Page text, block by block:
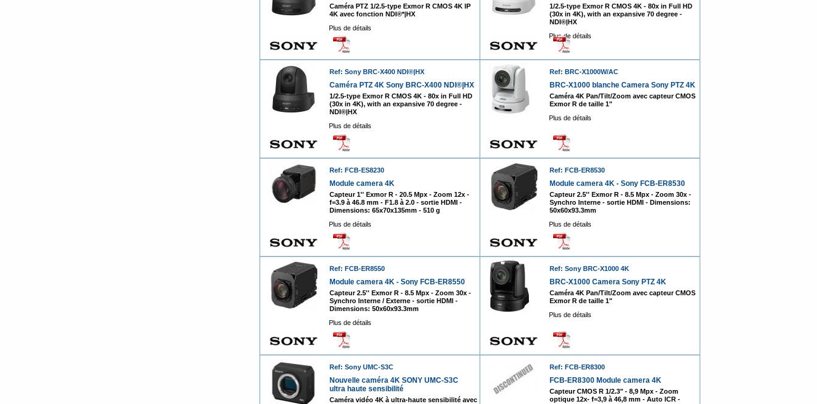
Caméra PTZ 1/2.5-type Exmor R CMOS 4K IP
4K avec fonction NDI®*|HX
Plus de détails
1/2.5-type Exmor R CMOS 4K - 80x in Full HD
(30x in 4K), with an expansive 70 degree -
NDI®|HX
Plus de détails
Ref: Sony BRC-X400 NDI®|HX
Caméra PTZ 4K Sony BRC-X400 NDI®|HX
1/2.5-type Exmor R CMOS 4K - 80x in Full HD
(30x in 4K), with an expansive 70 degree -
NDI®|HX
Plus de détails
Ref: BRC-X1000W/AC
BRC-X1000 blanche Camera Sony PTZ 4K
Caméra 4K Pan/Tilt/Zoom avec capteur CMOS
Exmor R de taille 1"
Plus de détails
Ref: FCB-ES8230
Module camera 4K
Capteur 1'' Exmor R - 20.5 Mpx - Zoom 12x -
f=3.9 à 46.8 mm - F1.8 à 2.0 - sortie HDMI -
Dimensions: 65x70x135mm - 510 g
Plus de détails
Ref: FCB-ER8530
Module camera 4K - Sony FCB-ER8530
Capteur 2.5'' Exmor R - 8.5 Mpx - Zoom 30x -
Synchro Interne - sortie HDMI - Dimensions:
50x60x93.3mm
Plus de détails
Ref: FCB-ER8550
Module camera 4K - Sony FCB-ER8550
Capteur 2.5'' Exmor R - 8.5 Mpx - Zoom 30x -
Synchro Interne / Externe - sortie HDMI -
Dimensions: 50x60x93.3mm
Plus de détails
Ref: Sony BRC-X1000 4K
BRC-X1000 Camera Sony PTZ 4K
Caméra 4K Pan/Tilt/Zoom avec capteur CMOS
Exmor R de taille 1"
Plus de détails
Ref: Sony UMC-S3C
Nouvelle caméra 4K SONY UMC-S3C
ultra haute sensibilité
Caméra vidéo 4K à ultra-haute sensibilité avec
Ref: FCB-ER8300
FCB-ER8300 Module camera 4K
Capteur CMOS R 1/2.3" - 8,9 Mpx - Zoom
optique 12x- f=3,9 à 46,8 mm - Auto ICR -